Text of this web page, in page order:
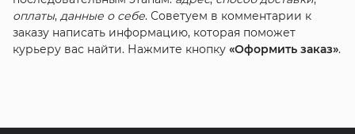
оплаты, данные о себе. Советуем в комментарии к
заказу написать информацию, которая поможет
курьеру вас найти. Нажмите кнопку «Оформить заказ».